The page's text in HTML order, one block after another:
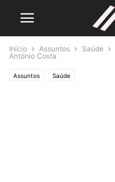
Início Assuntos Saúde
António Costa
Assuntos Saúde